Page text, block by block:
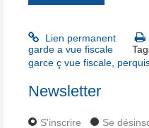
Lien permanent
garde a vue fiscale
garce ç vue fiscale
Newsletter
S'inscrire Se